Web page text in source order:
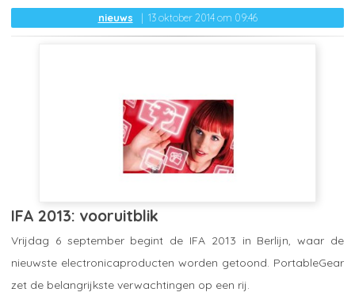
nieuws 13 oktober 2014 om 09:46
IFA 2013: vooruitblik
Vrijdag 6 september begint de IFA 2013 in Berlijn, waar de
nieuwste electronicaproducten worden getoond. PortableGear
zet de belangrijkste verwachtingen op een rij.